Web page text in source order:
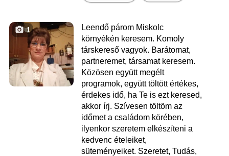
1
Leendő párom Miskolc
környékén keresem. Komoly
társkereső vagyok. Barátomat,
partneremet, társamat keresem.
Közösen együtt megélt
programok, együtt töltött értékes,
érdekes idő, ha Te is ezt keresed,
akkor írj. Szívesen töltöm az
időmet a családom körében,
ilyenkor szeretem elkészíteni a
kedvenc ételeiket,
süteményeiket. Szeretet, Tudás,